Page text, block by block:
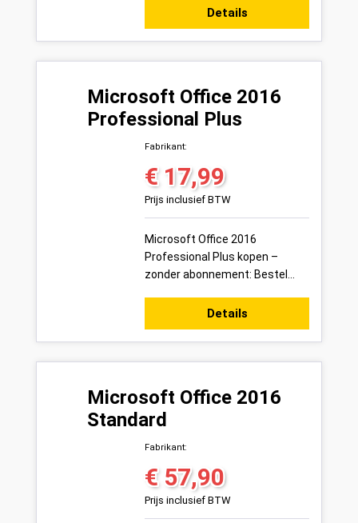
productsleutel voor 1 pc veilig
online bij ...
Details
Microsoft Office 2016
Professional Plus
Fabrikant:
Normale prijs:
€ 17,99
Prijs inclusief BTW
Microsoft Office 2016
Professional Plus kopen –
zonder abonnement: Bestel
2016 Professional Plus
productsleutel voor 1 pc ...
Details
Microsoft Office 2016
Standard
Fabrikant:
Normale prijs:
€ 57,90
Prijs inclusief BTW